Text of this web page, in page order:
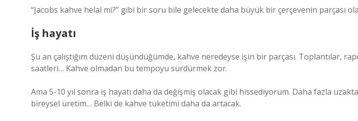
“Jacobs kahve helal mi?” gibi bir soru bile gelecekte daha büyük bir çerçevenin parçası
İş hayatı
Şu an çalıştığım düzeni düşündüğümde, kahve neredeyse işin bir parçası. Toplantılar,
saatleri… Kahve olmadan bu tempoyu sürdürmek zor.
Ama 5-10 yıl sonra iş hayatı daha da değişmiş olacak gibi hissediyorum. Daha fazla
bireysel üretim… Belki de kahve tüketimi daha da artacak.